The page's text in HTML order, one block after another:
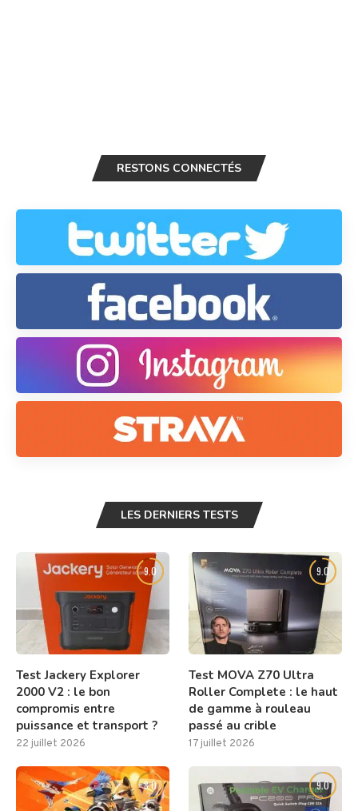
RESTONS CONNECTÉS
LES DERNIERS TESTS
9.0
Test Jackery Explorer
2000 V2 : le bon
compromis entre
puissance et transport ?
22 juillet 2026
9.0
Test MOVA Z70 Ultra
Roller Complete : le haut
de gamme à rouleau
passé au crible
17 juillet 2026
8.0 9.0